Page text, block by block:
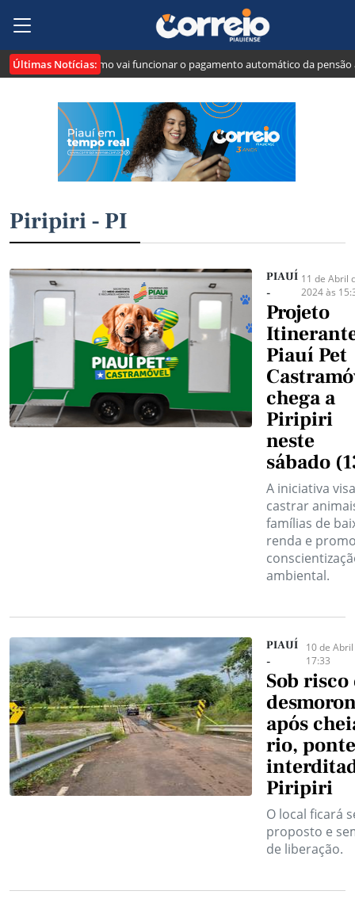
Últimas Notícias:
veja como vai funcionar o pagamento automático da pensão alimentícia
Piripiri - PI
PIAUÍ
-
11 de Abril
2024 às
Projeto
Piauí Pet
chega a
Piripiri
neste
sábado
A iniciativa visa
castrar
famílias de
renda e
ambiental.
PIAUÍ
-
10 de
17:33
Sob risco
após
rio,
Piripiri
O local ficará
proposto e
de liberação.